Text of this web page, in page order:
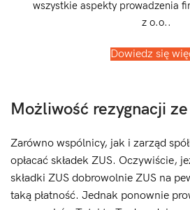
wszystkie aspekty prowadzenia
z o.o..
Dowiedz się
Możliwość rezygnacji
Zarówno wspólnicy, jak i zarząd
opłacać składek ZUS. Oczywiście,
składki ZUS dobrowolnie ZUS na
taką płatność. Jednak ponownie